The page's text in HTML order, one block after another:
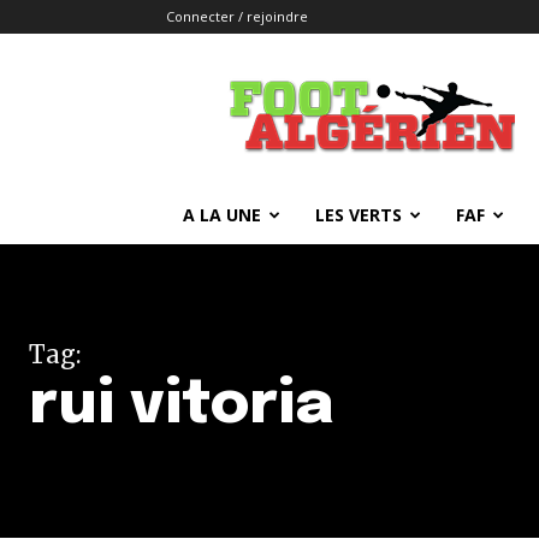
Connecter / rejoindre
FOOTALGERIEN
A LA UNE LES VERTS FAF
Tag:
rui vitoria